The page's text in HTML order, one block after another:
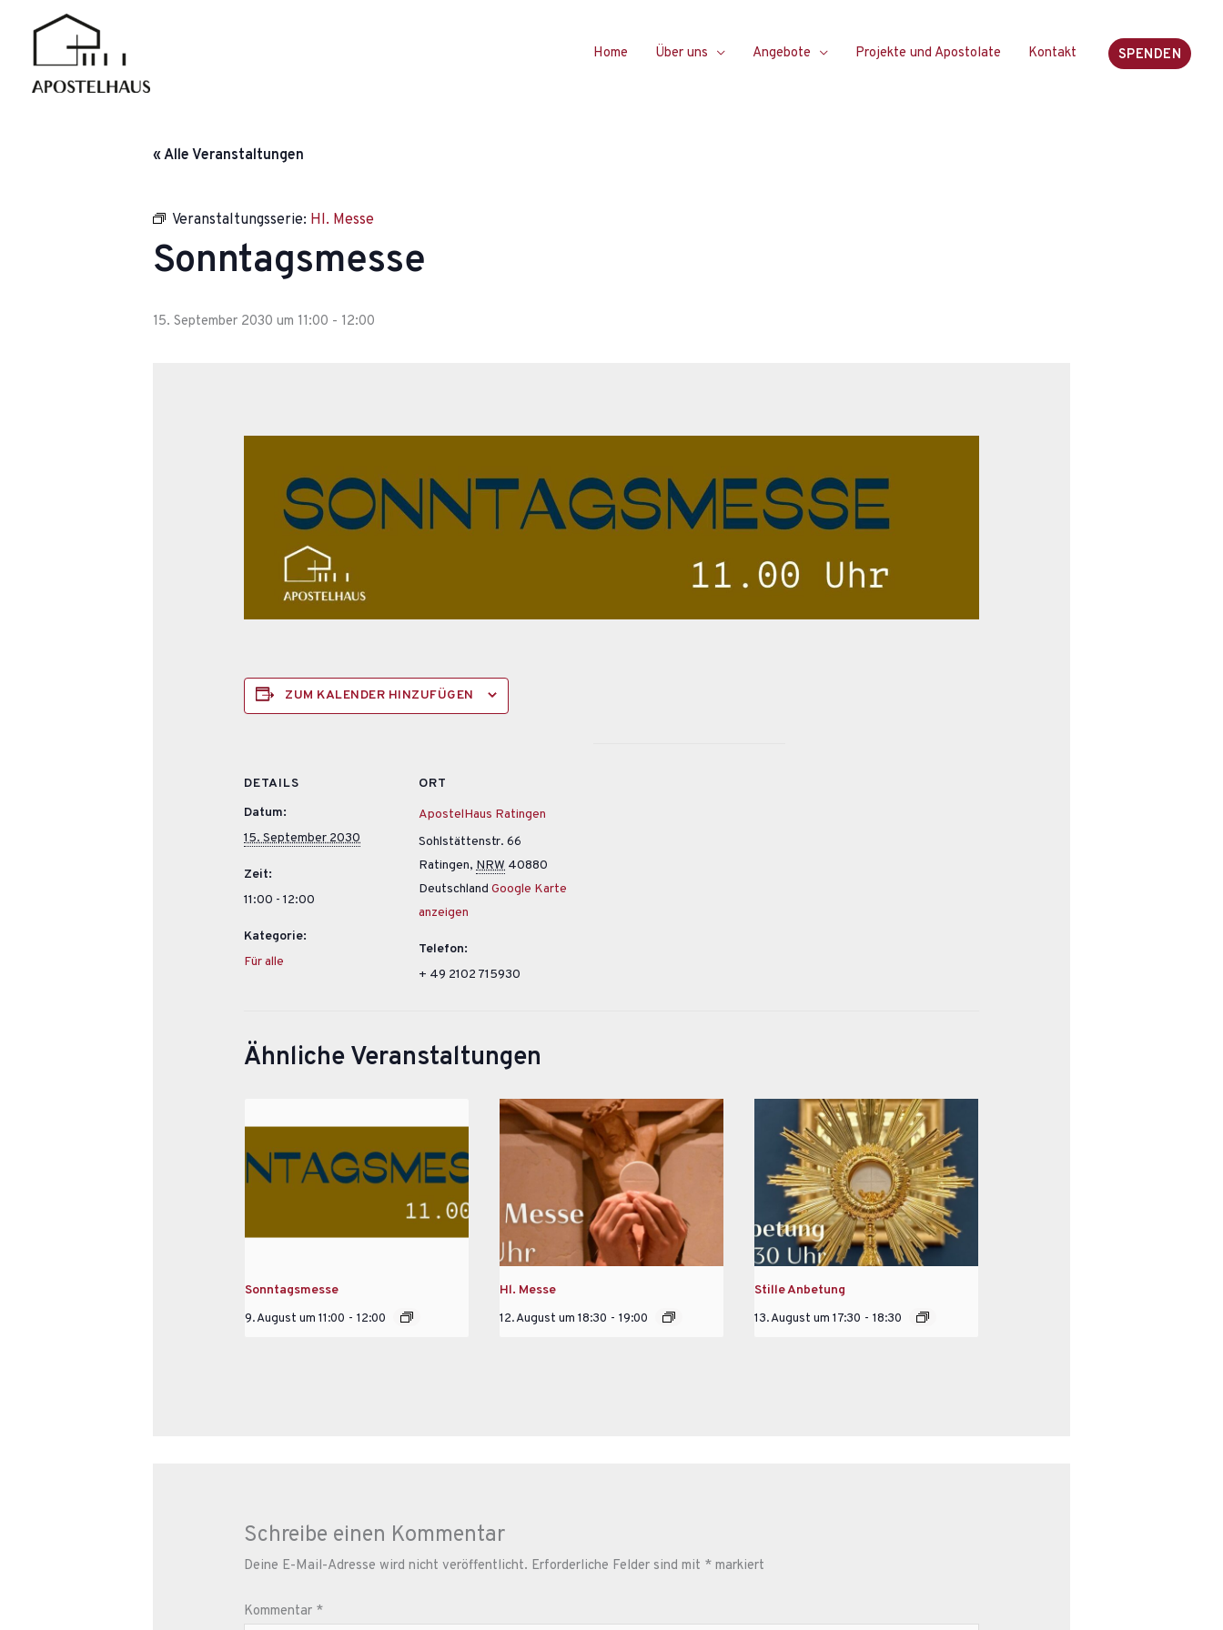
Inhalt
springen
Home Über uns Angebote Projekte und Apostolate Kontakt SPENDEN
« Alle Veranstaltungen
Veranstaltungsserie: Hl. Messe
Sonntagsmesse
15. September 2030 um 11:00 - 12:00
ZUM KALENDER HINZUFÜGEN
DETAILS
Datum:
15. September 2030
Zeit:
11:00 - 12:00
Kategorie:
Für alle
ORT
ApostelHaus Ratingen
Sohlstättenstr. 66
Ratingen, NRW 40880
Deutschland Google Karte
anzeigen
Telefon:
+ 49 2102 715930
Ähnliche Veranstaltungen
Sonntagsmesse
9. August um 11:00 - 12:00
Hl. Messe
12. August um 18:30 - 19:00
Stille Anbetung
13. August um 17:30 - 18:30
Schreibe einen Kommentar
Deine E-Mail-Adresse wird nicht veröffentlicht. Erforderliche Felder sind mit * markiert
Kommentar *